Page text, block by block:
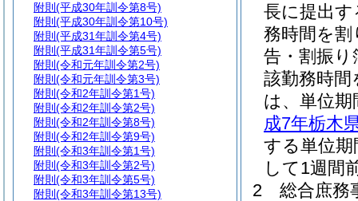
長に提出
務時間を
告・割振
該勤務時
は、単位期
成7年栃木
する単位
して1週間
2
総合庶務
附則 (平成30年訓令第8号)
附則 (平成30年訓令第10号)
附則 (平成31年訓令第4号)
附則 (平成31年訓令第5号)
附則 (令和元年訓令第2号)
附則 (令和元年訓令第3号)
附則 (令和2年訓令第1号)
附則 (令和2年訓令第2号)
附則 (令和2年訓令第8号)
附則 (令和2年訓令第9号)
附則 (令和3年訓令第1号)
附則 (令和3年訓令第2号)
附則 (令和3年訓令第5号)
附則 (令和3年訓令第13号)